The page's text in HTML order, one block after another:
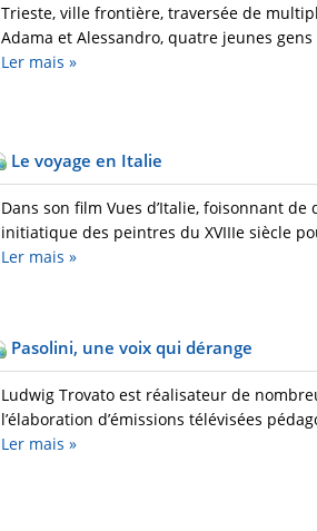
Trieste, ville frontière, traversée de
Adama et Alessandro, quatre jeunes
Ler mais »
Le voyage en Italie
Dans son film Vues d’Italie, foisonnant
initiatique des peintres du XVIIIe siècle
Ler mais »
Pasolini, une voix qui dérange
Ludwig Trovato est réalisateur de
l’élaboration d’émissions télévisées
Ler mais »